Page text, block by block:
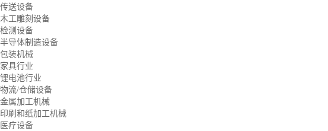
传送设备
木工雕刻设备
检测设备
半导体制造设备
包装机械
家具行业
锂电池行业
物流/仓储设备
金属加工机械
印刷和纸加工机械
医疗设备